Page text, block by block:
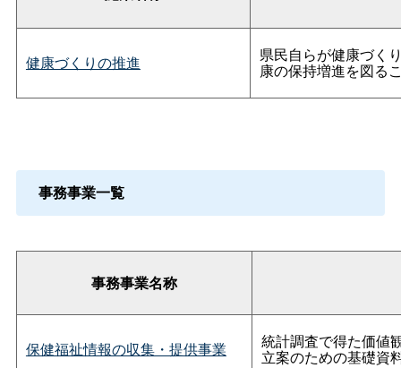
健康づくりの推進 県民自らが健康づく
康の保持増進を図る
事務事業一覧
事務事業名称
保健福祉情報の収集・提供事業 統計調査で得た価値
立案のための基礎資